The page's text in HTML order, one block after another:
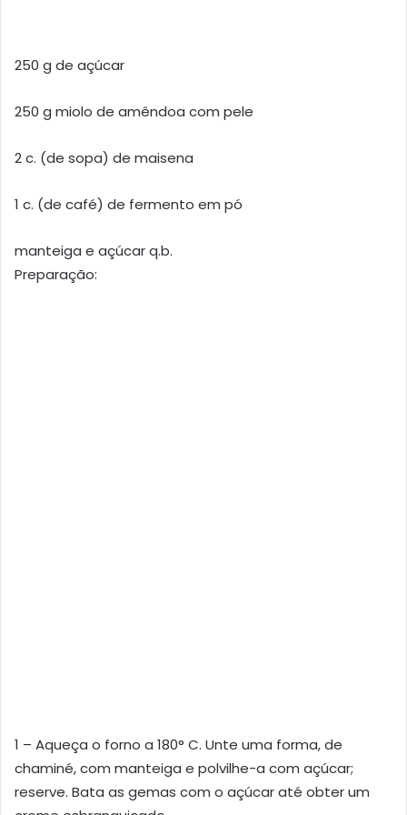
250 g de açúcar
250 g miolo de amêndoa com pele
2 c. (de sopa) de maisena
1 c. (de café) de fermento em pó
manteiga e açúcar q.b.
Preparação:
1 – Aqueça o forno a 180° C. Unte uma forma, de
chaminé, com manteiga e polvilhe-a com açúcar;
reserve. Bata as gemas com o açúcar até obter um